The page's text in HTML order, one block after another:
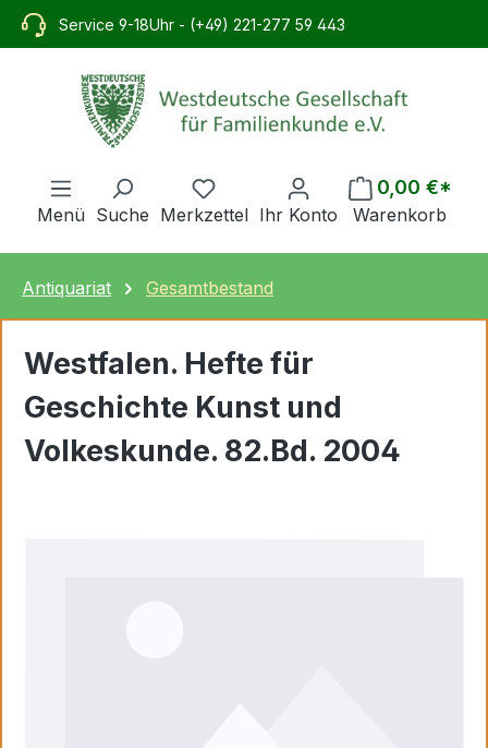
springen
Service 9-18Uhr - (+49) 221-277 59 443
Menü Suche Merkzettel Ihr Konto
0,00 €*
Warenkorb
Antiquariat Gesamtbestand
Westfalen. Hefte für
Geschichte Kunst und
Volkeskunde. 82.Bd. 2004